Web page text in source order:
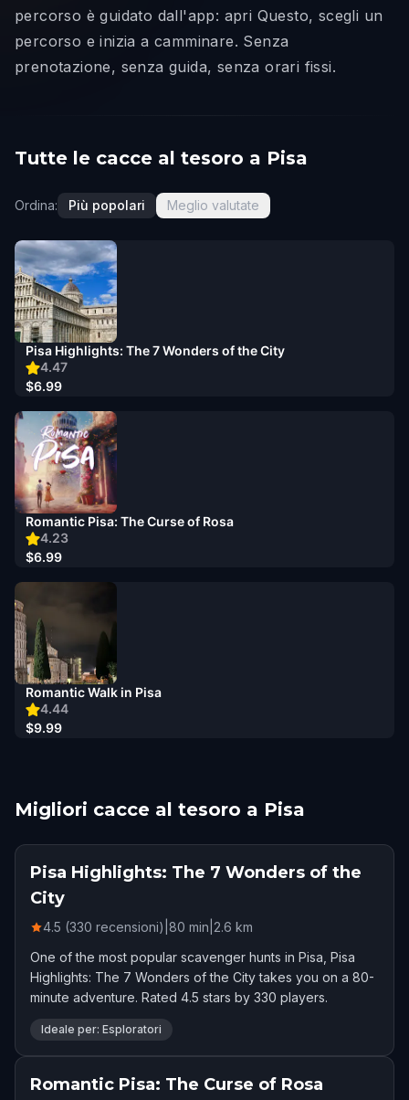
percorso è guidato dall'app: apri Questo, scegli un
percorso e inizia a camminare. Senza
prenotazione, senza guida, senza orari fissi.
Tutte le cacce al tesoro a Pisa
Ordina: Più popolari Meglio valutate
4.47
Pisa Highlights: The 7 Wonders of the City
$6.99
4.23
Romantic Pisa: The Curse of Rosa
$6.99
4.44
Romantic Walk in Pisa
$9.99
Migliori cacce al tesoro a Pisa
Pisa Highlights: The 7 Wonders of the
City
4.5 (330 recensioni) 80 min 2.6 km
One of the most popular scavenger hunts in Pisa, Pisa
Highlights: The 7 Wonders of the City takes you on a 80-
minute adventure. Rated 4.5 stars by 330 players.
Ideale per: Esploratori
Romantic Pisa: The Curse of Rosa